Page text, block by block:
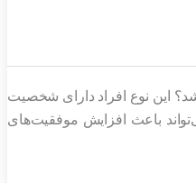
این نوع افراد دارای شخصیت
باعث افزایش موفقیت‌های